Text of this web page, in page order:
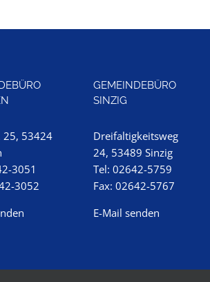
25, 53424
3051
3052
GEMEINDEBÜRO
SINZIG
Dreifaltigkeitsweg
24, 53489 Sinzig
Tel: 02642-5759
Fax: 02642-5767
E-Mail senden